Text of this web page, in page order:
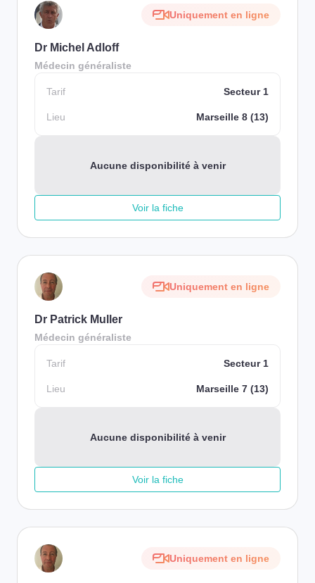
Uniquement en ligne
Dr Michel Adloff
Médecin généraliste
Tarif Secteur 1
Lieu Marseille 8 (13)
Aucune disponibilité à venir
Voir la fiche
Uniquement en ligne
Dr Patrick Muller
Médecin généraliste
Tarif Secteur 1
Lieu Marseille 7 (13)
Aucune disponibilité à venir
Voir la fiche
Uniquement en ligne